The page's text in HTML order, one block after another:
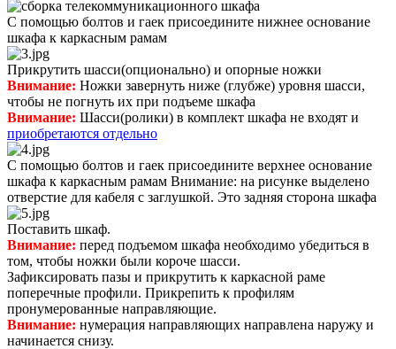
С помощью болтов и гаек присоедините нижнее основание
шкафа к каркасным рамам
Прикрутить шасси(опционально) и опорные ножки
Внимание: Ножки завернуть ниже (глубже) уровня шасси,
чтобы не погнуть их при подъеме шкафа
Внимание: Шасси(ролики) в комплект шкафа не входят и
приобретаются отдельно
С помощью болтов и гаек присоедините верхнее основание
шкафа к каркасным рамам Внимание: на рисунке выделено
отверстие для кабеля с заглушкой. Это задняя сторона шкафа
Поставить шкаф.
Внимание: перед подъемом шкафа необходимо убедиться в
том, чтобы ножки были короче шасси.
Зафиксировать пазы и прикрутить к каркасной раме
поперечные профили. Прикрепить к профилям
пронумерованные направляющие.
Внимание: нумерация направляющих направлена наружу и
начинается снизу.